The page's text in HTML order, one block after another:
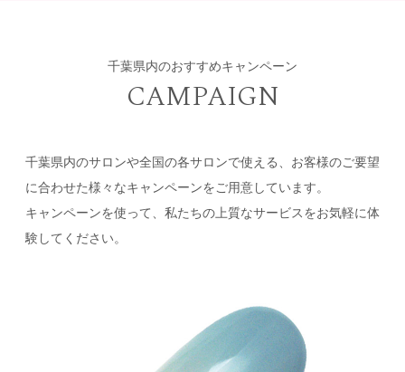
千葉県内のおすすめキャンペーン
CAMPAIGN
千葉県内のサロンや全国の各サロンで使える、お客様のご要望
に合わせた様々なキャンペーンをご用意しています。
キャンペーンを使って、私たちの上質なサービスをお気軽に体
験してください。